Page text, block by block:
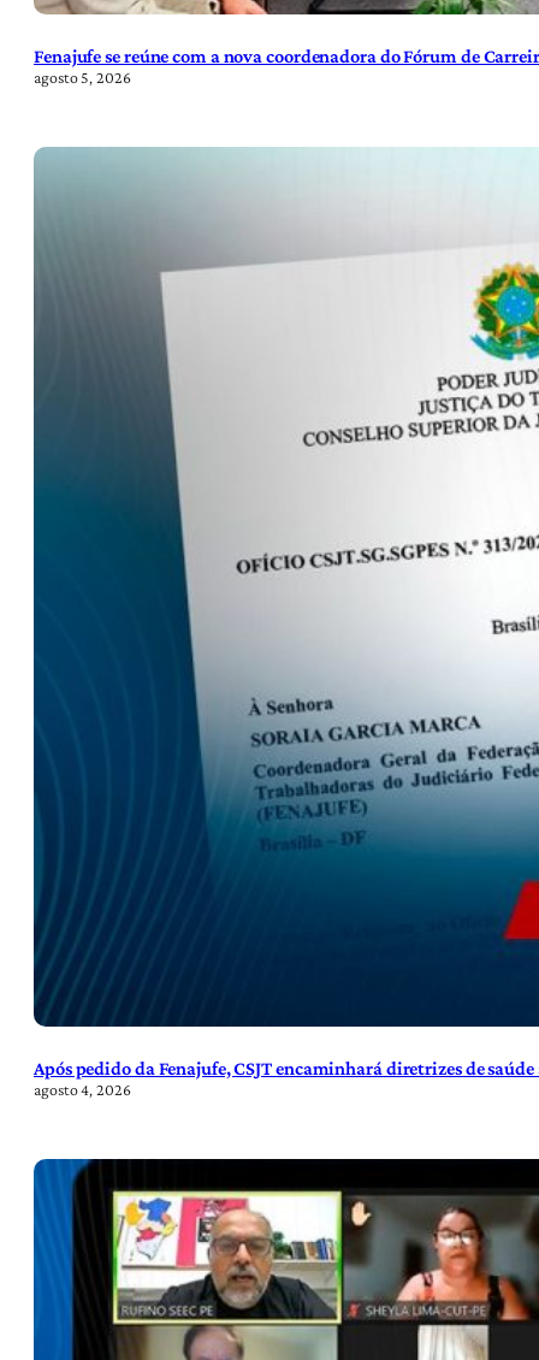
Fenajufe se reúne com a nova coordenadora do Fórum de
agosto 5, 2026
Após pedido da Fenajufe, CSJT encaminhará diretrizes de
agosto 4, 2026